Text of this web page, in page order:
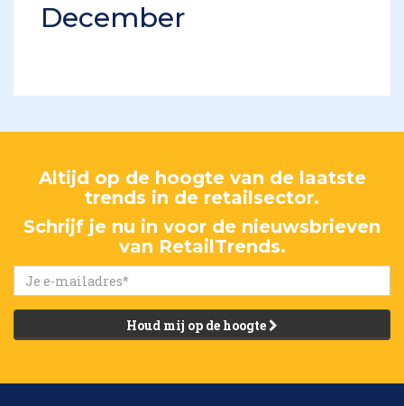
December
Altijd op de hoogte van de laatste
trends in de retailsector.
Schrijf je nu in voor de nieuwsbrieven
van RetailTrends.
Houd mij op de hoogte